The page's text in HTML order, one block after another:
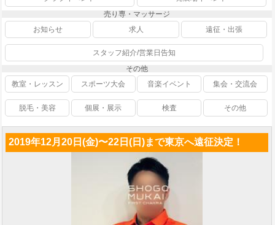
売り専・マッサージ
お知らせ
求人 遠征・出張
スタッフ紹介/営業日告知
その他
教室・レッスン
スポーツ大会 音楽イベント 集会・交流会
脱毛・美容 個展・展示 検査 その他
2019年12月20日(金)〜22日(日)まで東京へ遠征決定！